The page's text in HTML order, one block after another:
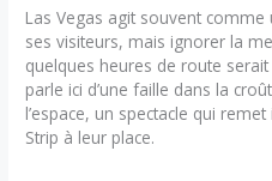
Las Vegas agit souvent
ses visiteurs, mais ignorer la
quelques heures de route
parle ici d’une faille dans la
l’espace, un spectacle qui
Strip à leur place.